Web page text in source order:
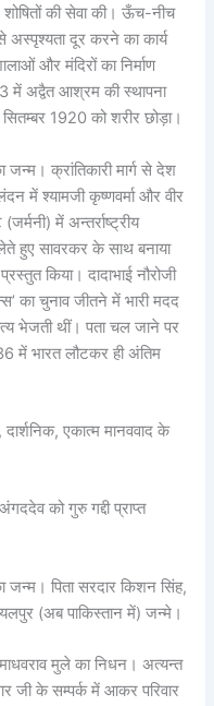
शोषितों की सेवा की। ऊँच-नीच
अस्पृश्यता दूर करने का कार्य
और मंदिरों का निर्माण
में अद्वैत आश्रम की स्थापना
1920 को शरीर छोड़ा।
जन्म। क्रांतिकारी मार्ग से देश
में श्यामजी कृष्णवर्मा और वीर
में अन्तर्राष्ट्रीय
हुए सावरकर के साथ बनाया
किया। दादाभाई नौरोजी
का चुनाव जीतने में भारी मदद
भेजती थीं। पता चल जाने पर
में भारत लौटकर ही अंतिम
एकात्म मानववाद के
को गुरु गद्दी प्राप्त
पिता सरदार किशन सिंह,
(अब पाकिस्तान में) जन्मे।
मुले का निधन। अत्यन्त
जी के सम्पर्क में आकर परिवार